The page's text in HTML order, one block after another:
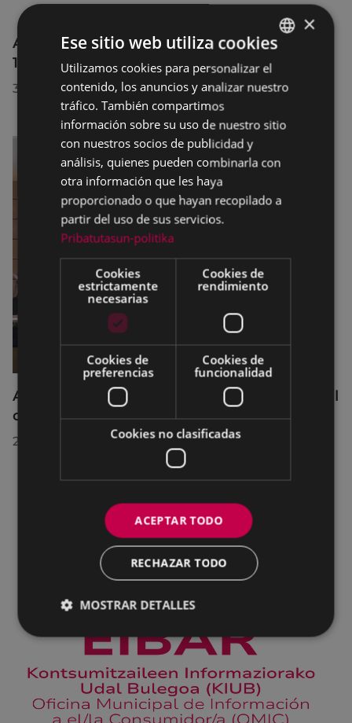
Afecciones al tráfico en la calle Egogain del
10 al 23 de agosto, por motivo de obras
30/07/2026
Acuerdos adoptados por el Pleno Municipal
celebrado el 27 de julio de 2026
28/07/2026
BASQUE
SPANISH
×
Ese sitio web utiliza cookies
Utilizamos cookies para personalizar el
contenido, los anuncios y analizar nuestro
tráfico. También compartimos
información sobre su uso de nuestro sitio
con nuestros socios de publicidad y
análisis, quienes pueden combinarla con
otra información que les haya
proporcionado o que hayan recopilado a
partir del uso de sus servicios.
Pribatutasun-politika
Cookies
estrictamente
necesarias
Cookies de
rendimiento
Cookies de
preferencias
Cookies de
funcionalidad
Cookies no clasificadas
ACEPTAR TODO
RECHAZAR TODO
MOSTRAR DETALLES